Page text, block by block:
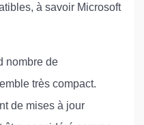
à savoir Microsoft
nombre de
très compact.
de mises à jour